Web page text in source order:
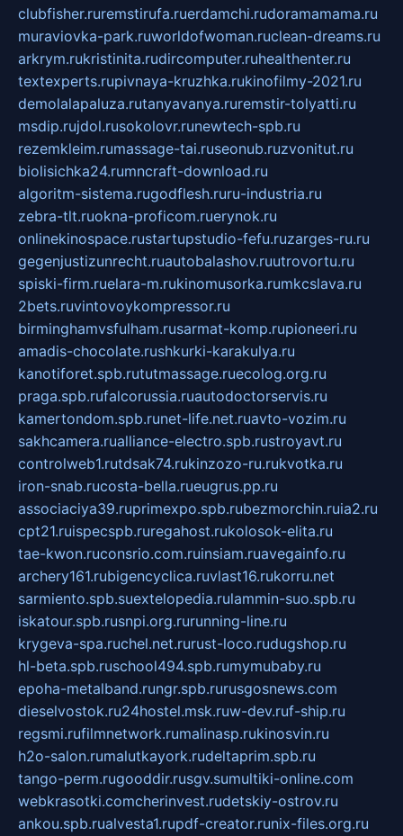
clubfisher.ruremstirufa.ruerdamchi.rudoramamama.ru
muraviovka-park.ruworldofwoman.ruclean-dreams.ru
arkrym.rukristinita.rudircomputer.ruhealthenter.ru
textexperts.rupivnaya-kruzhka.rukinofilmy-2021.ru
demolalapaluza.rutanyavanya.ruremstir-tolyatti.ru
msdip.rujdol.rusokolovr.runewtech-spb.ru
rezemkleim.rumassage-tai.ruseonub.ruzvonitut.ru
biolisichka24.rumncraft-download.ru
algoritm-sistema.rugodflesh.ruru-industria.ru
zebra-tlt.ruokna-proficom.ruerynok.ru
onlinekinospace.rustartupstudio-fefu.ruzarges-ru.ru
gegenjustizunrecht.ruautobalashov.ruutrovortu.ru
spiski-firm.ruelara-m.rukinomusorka.rumkcslava.ru
2bets.ruvintovoykompressor.ru
birminghamvsfulham.rusarmat-komp.rupioneeri.ru
amadis-chocolate.rushkurki-karakulya.ru
kanotiforet.spb.rututmassage.ruecolog.org.ru
praga.spb.rufalcorussia.ruautodoctorservis.ru
kamertondom.spb.runet-life.net.ruavto-vozim.ru
sakhcamera.rualliance-electro.spb.rustroyavt.ru
controlweb1.rutdsak74.rukinzozo-ru.rukvotka.ru
iron-snab.rucosta-bella.rueugrus.pp.ru
associaciya39.ruprimexpo.spb.rubezmorchin.ruia2.ru
cpt21.ruispecspb.ruregahost.rukolosok-elita.ru
tae-kwon.ruconsrio.com.ruinsiam.ruavegainfo.ru
archery161.rubigencyclica.ruvlast16.rukorru.net
sarmiento.spb.suextelopedia.rulammin-suo.spb.ru
iskatour.spb.rusnpi.org.rurunning-line.ru
krygeva-spa.ruchel.net.rurust-loco.rudugshop.ru
hl-beta.spb.ruschool494.spb.rumymubaby.ru
epoha-metalband.rungr.spb.rurusgosnews.com
dieselvostok.ru24hostel.msk.ruw-dev.ruf-ship.ru
regsmi.rufilmnetwork.rumalinasp.rukinosvin.ru
h2o-salon.rumalutkayork.rudeltaprim.spb.ru
tango-perm.rugooddir.rusgv.sumultiki-online.com
webkrasotki.comcherinvest.rudetskiy-ostrov.ru
ankou.spb.rualvesta1.rupdf-creator.runix-files.org.ru